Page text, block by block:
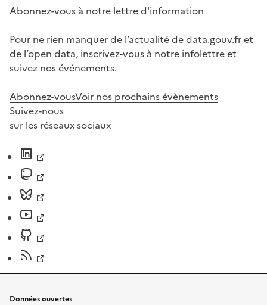
Abonnez-vous à notre lettre d'information
Pour ne rien manquer de l’actualité de data.gouv.fr et
de l’open data, inscrivez-vous à notre infolettre et
suivez nos événements.
Abonnez-vousVoir nos prochains évènements
Suivez-nous
sur les réseaux sociaux
Données ouvertes